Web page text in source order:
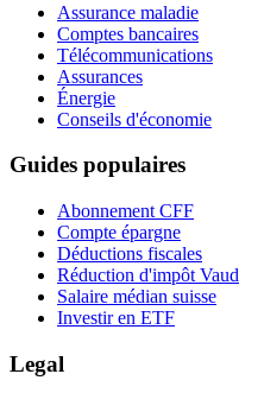
Assurance maladie
Comptes bancaires
Télécommunications
Assurances
Énergie
Conseils d'économie
Guides populaires
Abonnement CFF
Compte épargne
Déductions fiscales
Réduction d'impôt Vaud
Salaire médian suisse
Investir en ETF
Legal